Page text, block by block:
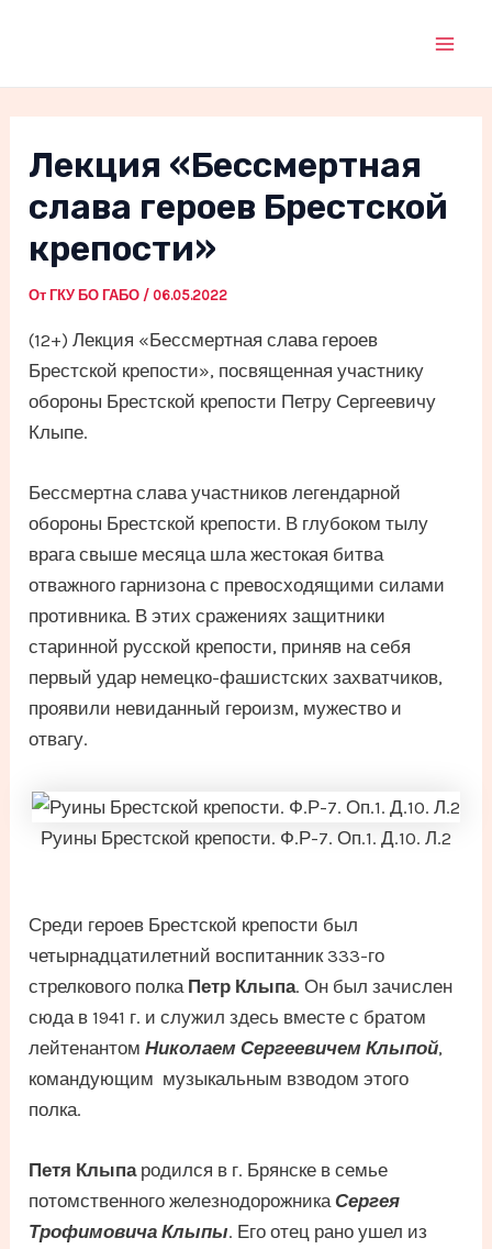
Лекция «Бессмертная
слава героев Брестской
крепости»
От ГКУ БО ГАБО / 06.05.2022
(12+) Лекция «Бессмертная слава героев
Брестской крепости», посвященная участнику
обороны Брестской крепости Петру Сергеевичу
Клыпе.
Бессмертна слава участников легендарной
обороны Брестской крепости. В глубоком тылу
врага свыше месяца шла жестокая битва
отважного гарнизона с превосходящими силами
противника. В этих сражениях защитники
старинной русской крепости, приняв на себя
первый удар немецко-фашистских захватчиков,
проявили невиданный героизм, мужество и
отвагу.
Руины Брестской крепости. Ф.Р-7. Оп.1. Д.10. Л.2
Среди героев Брестской крепости был
четырнадцатилетний воспитанник 333-го
стрелкового полка Петр Клыпа. Он был зачислен
сюда в 1941 г. и служил здесь вместе с братом
лейтенантомНиколаем Сергеевичем Клыпой,
командующим музыкальным взводом этого
полка.
Петя Клыпародился в г. Брянске в семье
потомственного железнодорожникаСергея
Трофимовича Клыпы. Его отец рано ушел из